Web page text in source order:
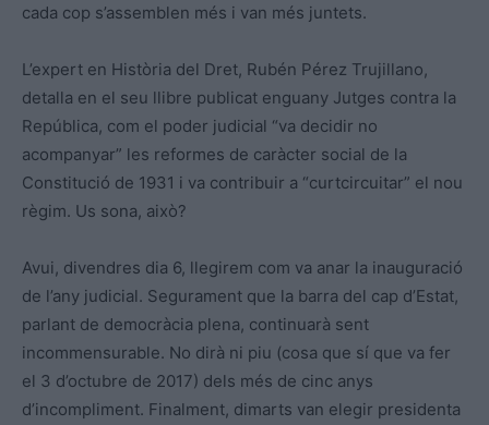
cada cop s’assemblen més i van més juntets.
L’expert en Història del Dret, Rubén Pérez Trujillano,
detalla en el seu llibre publicat enguany Jutges contra la
República, com el poder judicial “va decidir no
acompanyar” les reformes de caràcter social de la
Constitució de 1931 i va contribuir a “curtcircuitar” el nou
règim. Us sona, això?
Avui, divendres dia 6, llegirem com va anar la inauguració
de l’any judicial. Segurament que la barra del cap d’Estat,
parlant de democràcia plena, continuarà sent
incommensurable. No dirà ni piu (cosa que sí que va fer
el 3 d’octubre de 2017) dels més de cinc anys
d’incompliment. Finalment, dimarts van elegir presidenta